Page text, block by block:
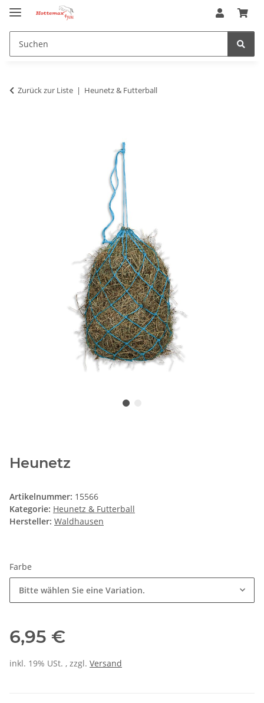
Zurück zur Liste Heunetz & Futterball
Heunetz
Artikelnummer: 15566
Kategorie: Heunetz & Futterball
Hersteller: Waldhausen
Farbe
Bitte wählen Sie eine Variation.
6,95 €
inkl. 19% USt. , zzgl. Versand